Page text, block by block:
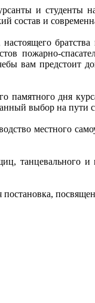
и студенты
и
пожарно-
вам предстоит
дня
выбор на пути
местного
танцевального